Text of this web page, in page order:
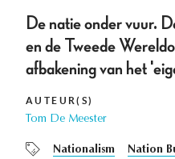
De natie onder vuur.
en de Tweede
afbakening van het
AUTEUR(S)
Tom De Meester
Nationalism Nation